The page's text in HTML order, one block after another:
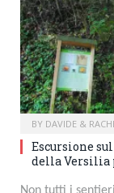
BY DAVIDE &
Escursione
della Versilia